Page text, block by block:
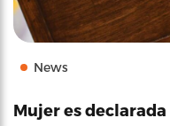
News
Mujer es